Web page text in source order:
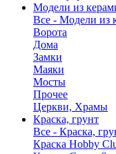
Модели из
Все - Модели из
Ворота
Дома
Замки
Маяки
Мосты
Прочее
Церкви, Храмы
Краска, грунт
Все - Краска,
Краска Hobby